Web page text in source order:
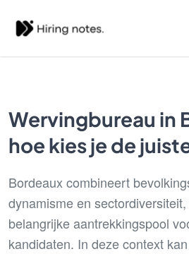
Wervingbureau in
hoe kies je de
Bordeaux combineert
dynamisme en
belangrijke aantrekkingspool
kandidaten. In deze context